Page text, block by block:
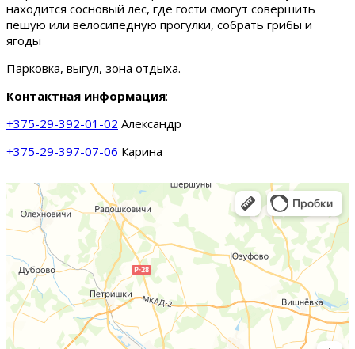
находится сосновый лес, где гости смогут совершить
пешую или велосипедную прогулки, собрать грибы и
ягоды
Парковка, выгул, зона отдыха.
Контактная информация:
+375-29-392-01-02 Александр
+375-29-397-07-06 Карина